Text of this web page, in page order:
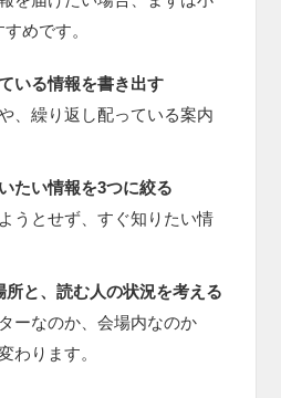
めです。
いる情報を書き出す
、繰り返し配っている案内
たい情報を3つに絞る
うとせず、すぐ知りたい情
と、読む人の状況を考える
ーなのか、会場内なのか
わります。